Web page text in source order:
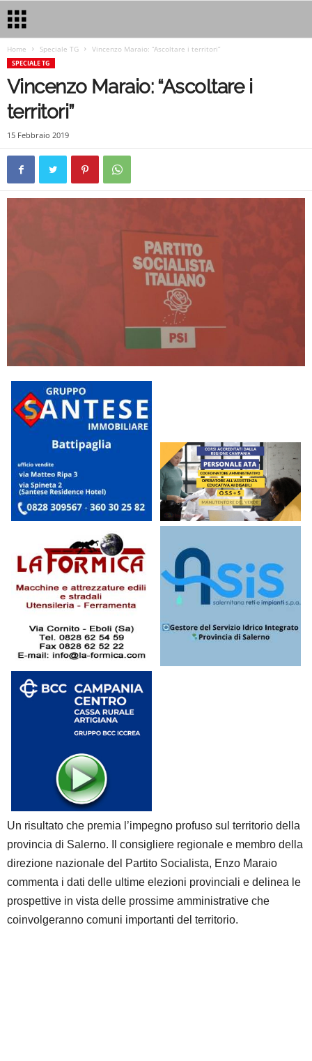
Home Speciale TG Vincenzo Maraio: “Ascoltare i territori”
SPECIALE TG
Vincenzo Maraio: “Ascoltare i
territori”
15 Febbraio 2019
Un risultato che premia l’impegno profuso sul territorio della
provincia di Salerno. Il consigliere regionale e membro della
direzione nazionale del Partito Socialista, Enzo Maraio
commenta i dati delle ultime elezioni provinciali e delinea le
prospettive in vista delle prossime amministrative che
coinvolgeranno comuni importanti del territorio.